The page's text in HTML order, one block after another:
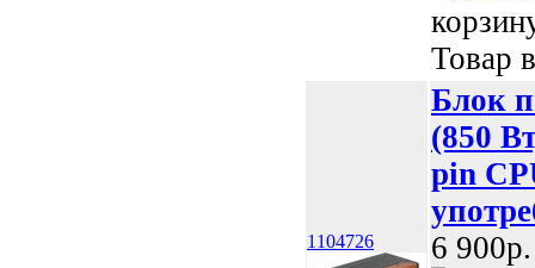
Товар
1104726
Блок
(850
pin
6 900p.